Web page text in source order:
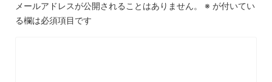
メールアドレスが公開されることはありません。 ※ が付いてい
る欄は必須項目です